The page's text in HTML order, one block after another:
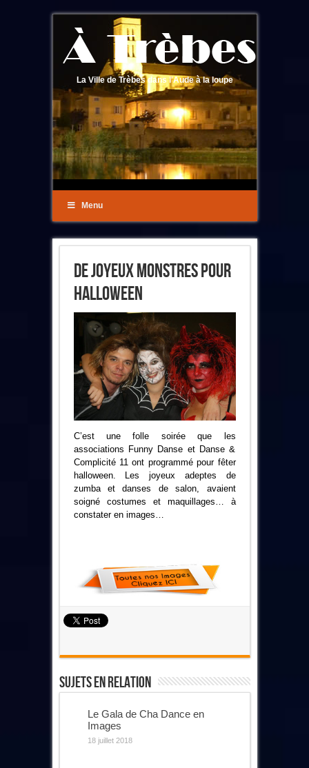
La Ville de Trèbes dans l'Aude à la loupe
Menu
De Joyeux Monstres Pour
Halloween
C’est une folle soirée que les
associations Funny Danse et Danse &
Complicité 11 ont programmé pour fêter
halloween. Les joyeux adeptes de
zumba et danses de salon, avaient
soigné costumes et maquillages… à
constater en images…
Sujets En Relation
Le Gala de Cha Dance en
Images
18 juillet 2018